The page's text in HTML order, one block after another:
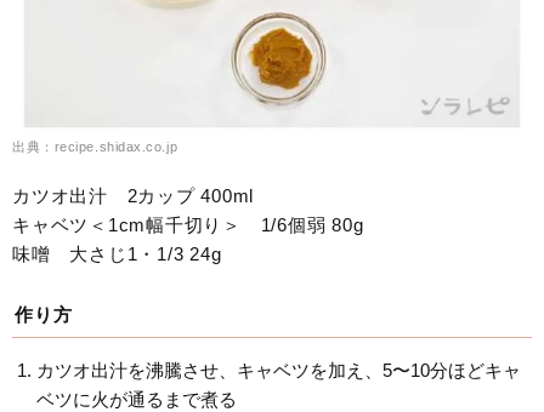
出典：recipe.shidax.co.jp
カツオ出汁 2カップ 400ml
キャベツ＜1cm幅千切り＞ 1/6個弱 80g
味噌 大さじ1・1/3 24g
作り方
カツオ出汁を沸騰させ、キャベツを加え、5〜10分ほどキャ
ベツに火が通るまで煮る